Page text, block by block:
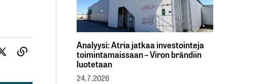
Analyysi: Atria jatkaa investointeja
toimintamaissaan – Viron brändiin
luotetaan
24.7.2026